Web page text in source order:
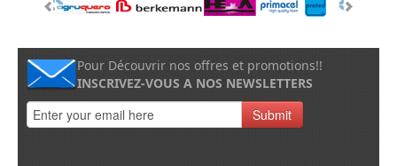
Pour Découvrir nos offres et promotions!!
INSCRIVEZ-VOUS A NOS NEWSLETTERS
Submit